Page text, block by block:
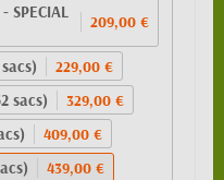
SPECIAL
209,00 €
229,00 €
sacs) 329,00 €
409,00 €
439,00 €